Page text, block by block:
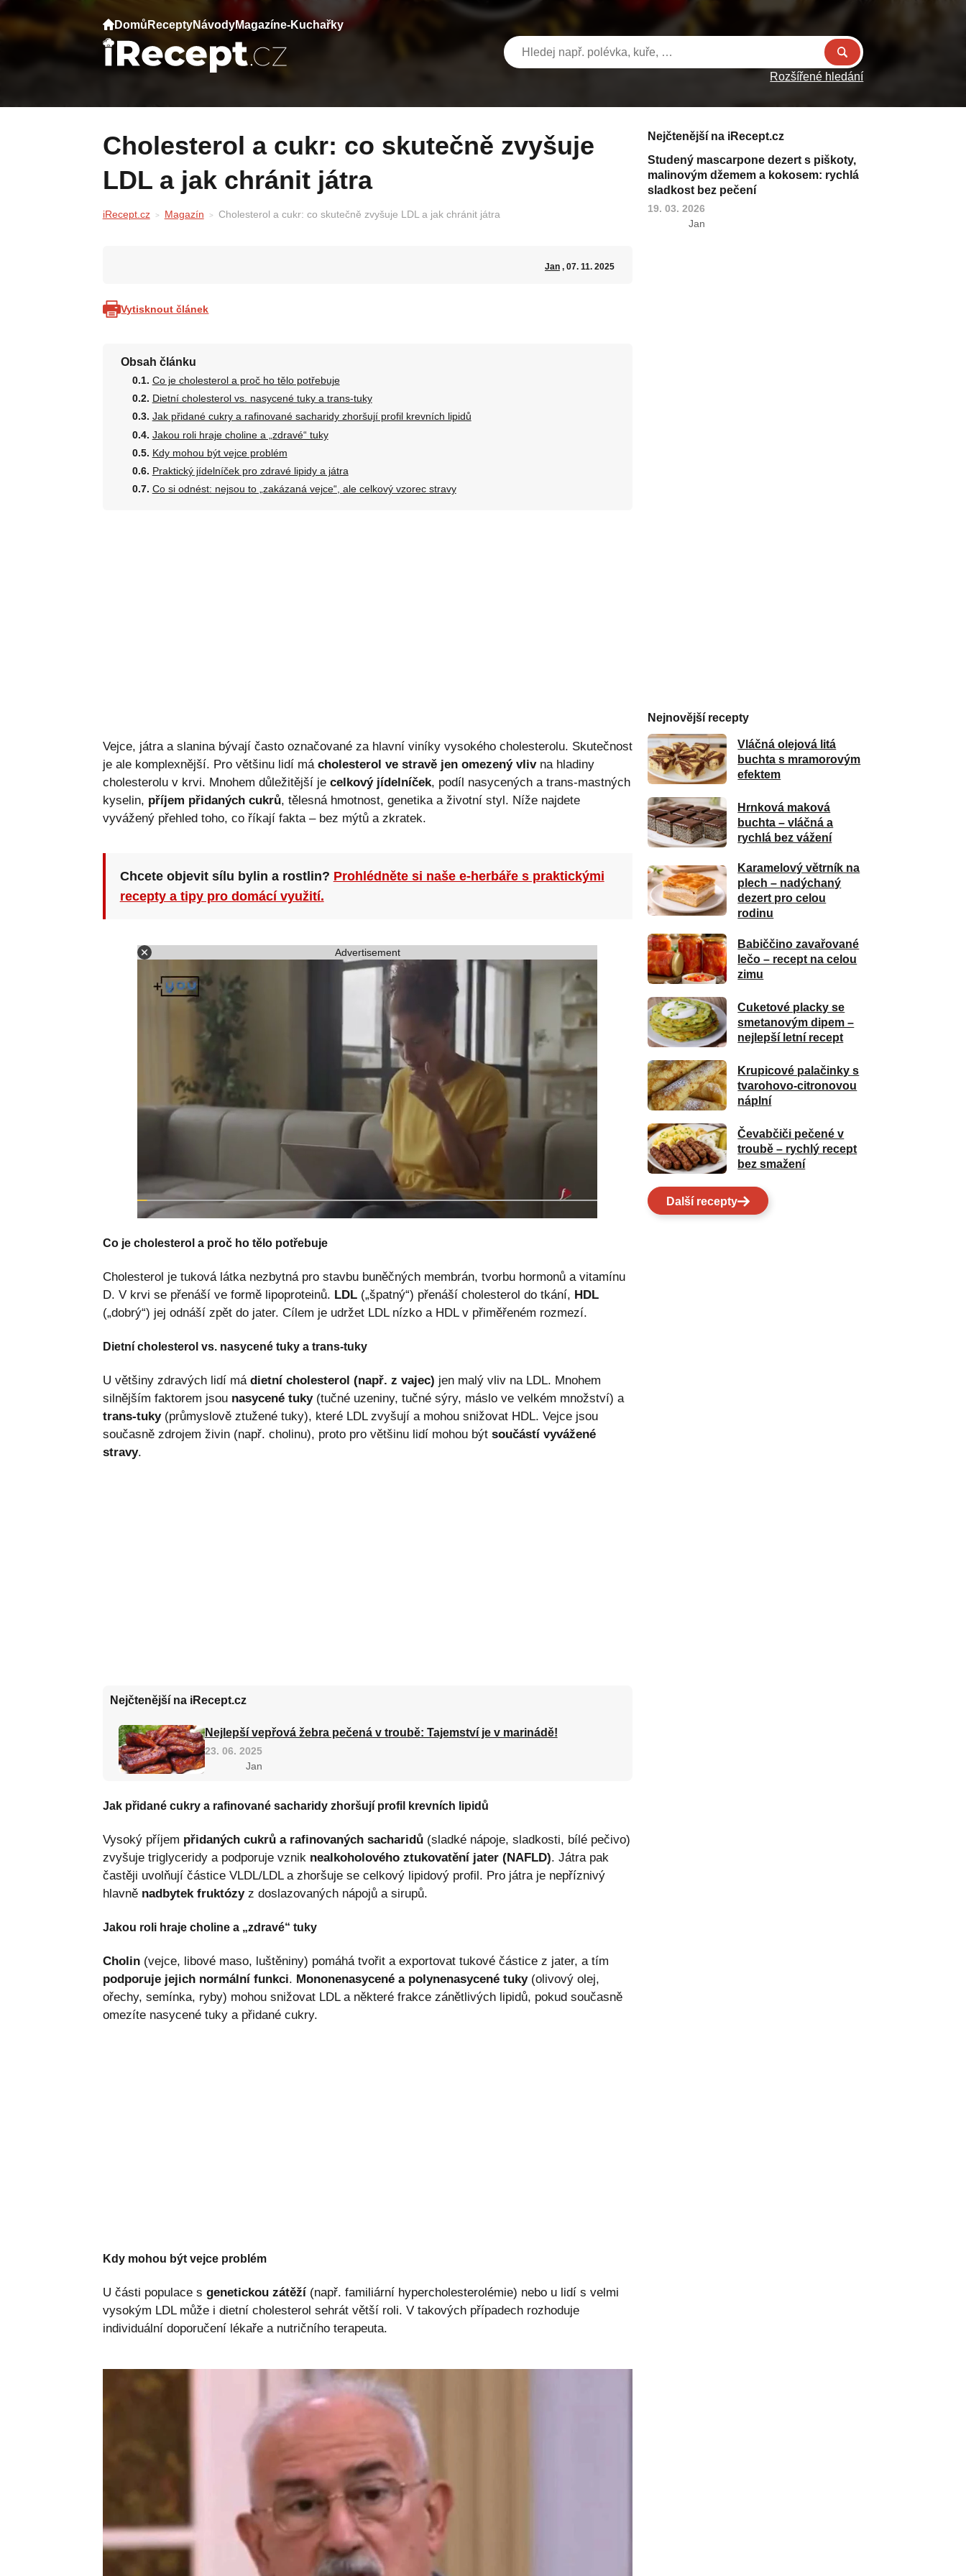
Domů ReceptyNávodyMagazíne-Kuchařky
Rozšířené hledání
Cholesterol a cukr: co skutečně zvyšuje
LDL a jak chránit játra
iRecept.cz Magazín Cholesterol a cukr: co skutečně zvyšuje LDL a jak chránit játra
Jan, 07. 11. 2025
Vytisknout článek
Obsah článku
Co je cholesterol a proč ho tělo potřebuje
Dietní cholesterol vs. nasycené tuky a trans-tuky
Jak přidané cukry a rafinované sacharidy zhoršují profil krevních lipidů
Jakou roli hraje choline a „zdravé“ tuky
Kdy mohou být vejce problém
Praktický jídelníček pro zdravé lipidy a játra
Co si odnést: nejsou to „zakázaná vejce“, ale celkový vzorec stravy
Vejce, játra a slanina bývají často označované za hlavní viníky vysokého cholesterolu. Skutečnost
je ale komplexnější. Pro většinu lidí má cholesterol ve stravě jen omezený vlivna hladiny
cholesterolu v krvi. Mnohem důležitější je celkový jídelníček, podíl nasycených a trans-mastných
kyselin, příjem přidaných cukrů, tělesná hmotnost, genetika a životní styl. Níže najdete
vyvážený přehled toho, co říkají fakta – bez mýtů a zkratek.
Chcete objevit sílu bylin a rostlin? Prohlédněte si naše e-herbáře s praktickými
recepty a tipy pro domácí využití.
Advertisement
Co je cholesterol a proč ho tělo potřebuje
Cholesterol je tuková látka nezbytná pro stavbu buněčných membrán, tvorbu hormonů a vitamínu
D. V krvi se přenáší ve formě lipoproteinů. LDL(„špatný“) přenáší cholesterol do tkání, HDL
(„dobrý“) jej odnáší zpět do jater. Cílem je udržet LDL nízko a HDL v přiměřeném rozmezí.
Dietní cholesterol vs. nasycené tuky a trans-tuky
U většiny zdravých lidí má dietní cholesterol (např. z vajec) jen malý vliv na LDL. Mnohem
silnějším faktorem jsou nasycené tuky(tučné uzeniny, tučné sýry, máslo ve velkém množství) a
trans-tuky(průmyslově ztužené tuky), které LDL zvyšují a mohou snižovat HDL. Vejce jsou
současně zdrojem živin (např. cholinu), proto pro většinu lidí mohou být součástí vyvážené
stravy.
Nejčtenější na iRecept.cz
Nejlepší vepřová žebra pečená v troubě: Tajemství je v marinádě!
23. 06. 2025
Jan
Jak přidané cukry a rafinované sacharidy zhoršují profil krevních lipidů
Vysoký příjem přidaných cukrů a rafinovaných sacharidů(sladké nápoje, sladkosti, bílé pečivo)
zvyšuje triglyceridy a podporuje vznik nealkoholového ztukovatění jater (NAFLD). Játra pak
častěji uvolňují částice VLDL/LDL a zhoršuje se celkový lipidový profil. Pro játra je nepříznivý
hlavně nadbytek fruktózyz doslazovaných nápojů a sirupů.
Jakou roli hraje choline a „zdravé“ tuky
Cholin(vejce, libové maso, luštěniny) pomáhá tvořit a exportovat tukové částice z jater, a tím
podporuje jejich normální funkci. Mononenasycené a polynenasycené tuky(olivový olej,
ořechy, semínka, ryby) mohou snižovat LDL a některé frakce zánětlivých lipidů, pokud současně
omezíte nasycené tuky a přidané cukry.
Kdy mohou být vejce problém
U části populace s genetickou zátěží(např. familiární hypercholesterolémie) nebo u lidí s velmi
vysokým LDL může i dietní cholesterol sehrát větší roli. V takových případech rozhoduje
individuální doporučení lékaře a nutričního terapeuta.
Nejčtenější na iRecept.cz
Studený mascarpone dezert s piškoty,
malinovým džemem a kokosem: rychlá
sladkost bez pečení
19. 03. 2026
Jan
Nejnovější recepty
Vláčná olejová litá
buchta s mramorovým
efektem
Hrnková maková
buchta – vláčná a
rychlá bez vážení
Karamelový větrník na
plech – nadýchaný
dezert pro celou
rodinu
Babiččino zavařované
lečo – recept na celou
zimu
Cuketové placky se
smetanovým dipem –
nejlepší letní recept
Krupicové palačinky s
tvarohovo-citronovou
náplní
Čevabčiči pečené v
troubě – rychlý recept
bez smažení
Další recepty